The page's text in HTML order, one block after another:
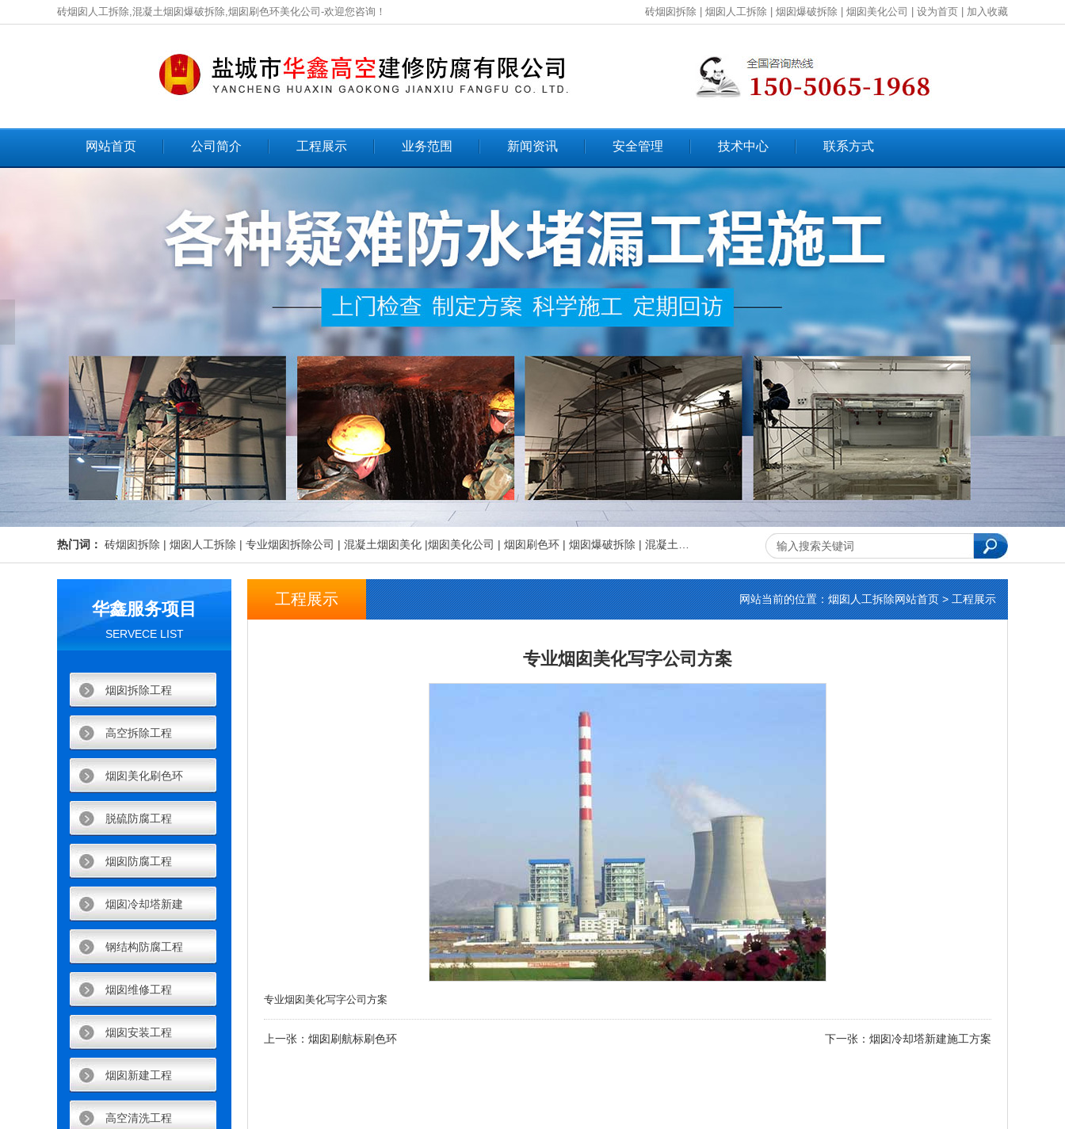
砖烟囱人工拆除,混凝土烟囱爆破拆除,烟囱刷色环美化公司-欢迎您咨询！ 砖烟囱拆除 烟囱人工拆除 烟囱爆破拆除 烟囱美化公司 设为首页 加入收藏
网站首页 公司简介 工程展示 业务范围 新闻资讯 安全管理 技术中心 联系方式
热门词： 砖烟囱拆除 | 烟囱人工拆除 | 专业烟囱拆除公司 | 混凝土烟囱美化 |烟囱美化公司 | 烟囱刷色环 | 烟囱爆破拆除 | 混凝土烟囱拆除
华鑫服务项目
SERVECE LIST
烟囱拆除工程
高空拆除工程
烟囱美化刷色环
脱硫防腐工程
烟囱防腐工程
烟囱冷却塔新建
钢结构防腐工程
烟囱维修工程
烟囱安装工程
烟囱新建工程
高空清洗工程
工程展示 网站当前的位置：烟囱人工拆除网站首页 > 工程展示
专业烟囱美化写字公司方案
专业烟囱美化写字公司方案
上一张： 烟囱刷航标刷色环 下一张： 烟囱冷却塔新建施工方案